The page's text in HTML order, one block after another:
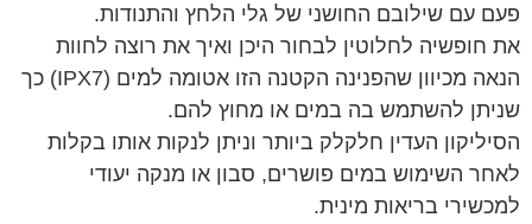
פעם עם שילובם החושני של גלי הלחץ והתנודות.
את חופשיה לחלוטין לבחור היכן ואיך את רוצה לחוות
הנאה מכיוון שהפנינה הקטנה הזו אטומה למים (IPX7) כך
שניתן להשתמש בה במים או מחוץ להם.
הסיליקון העדין חלקלק ביותר וניתן לנקות אותו בקלות
לאחר השימוש במים פושרים, סבון או מנקה יעודי
למכשירי בריאות מינית.